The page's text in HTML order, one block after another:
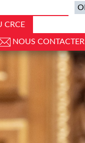
CRCE
NOUS CONTACTER